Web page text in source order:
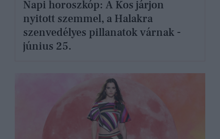
Napi horoszkóp: A Kos járjon
nyitott szemmel, a Halakra
szenvedélyes pillanatok várnak -
június 25.